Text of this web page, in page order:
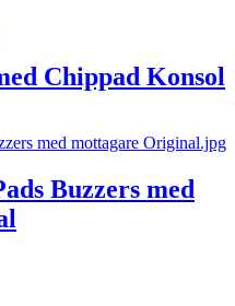
Chippad Konsol
Buzzers med